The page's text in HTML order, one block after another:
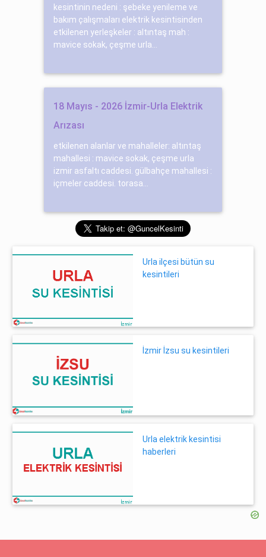
kesintinin nedeni : şebeke yenileme ve
bakım çalışmaları elektrik kesintisinden
etkilenen yerleşkeler : altıntaş mah :
mavice sokak, çeşme urla...
18 Mayıs - 2026 İzmir-Urla Elektrik
Arızası
etkilenen alanlar ve mahalleler: altıntaş
mahallesi : mavice sokak, çeşme urla
izmir asfaltı caddesi. gülbahçe mahallesi :
içmeler caddesi. torasa...
Urla ilçesi bütün su
kesintileri
İzmir İzsu su kesintileri
Urla elektrik kesintisi
haberleri